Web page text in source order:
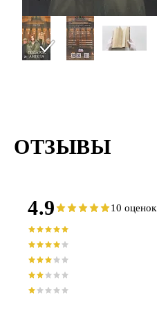
ОТЗЫВЫ
4.9 10 оценок